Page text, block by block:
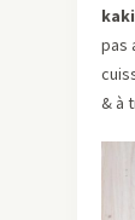
kaki
pas
& à